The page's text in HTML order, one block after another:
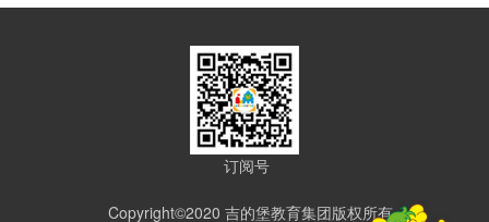
订阅号
Copyright©2020 吉的堡教育集团版权所有